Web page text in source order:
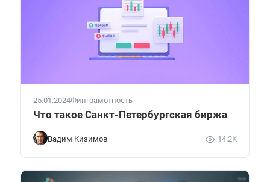
25.01.2024Финграмотность
Что такое Санкт-Петербургская биржа
Вадим Кизимов 14.2K